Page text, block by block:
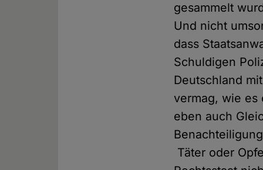
gesammelt
Und nicht
dass
Schuldigen
Deutschland
vermag, wie
eben auch
Täter oder